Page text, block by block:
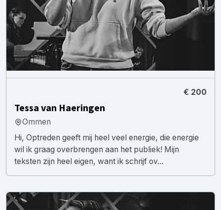
€ 200
Tessa van Haeringen
Ommen
Hi, Optreden geeft mij heel veel energie, die energie
wil ik graag overbrengen aan het publiek! Mijn
teksten zijn heel eigen, want ik schrijf ov...